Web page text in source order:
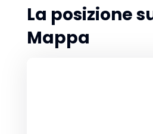
La posizione
Mappa